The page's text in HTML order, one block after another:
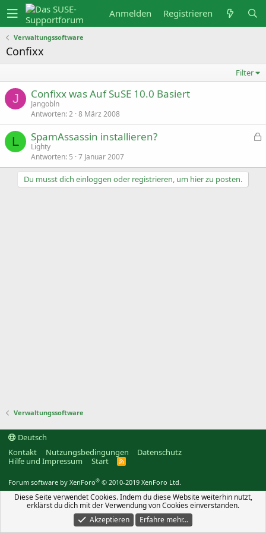
Anmelden Registrieren
Verwaltungssoftware
Confixx
Filter
J Confixx was Auf SuSE 10.0 Basiert
Jangobln
Antworten 2 8 März 2008
L
p
SpamAssassin installieren?
Lighty
Antworten 5 7 Januar 2007
Du musst dich einloggen oder registrieren, um hier zu posten.
Verwaltungssoftware
Deutsch
Kontakt
Nutzungsbedingungen
Datenschutz
Hilfe und Impressum
Start
R
Forum software by XenForo® © 2010-2019 XenForo Ltd.
Diese Seite verwendet Cookies. Indem du diese Website weiterhin nutzt,
erklärst du dich mit der Verwendung von Cookies einverstanden.
Akzeptieren
Erfahre mehr…